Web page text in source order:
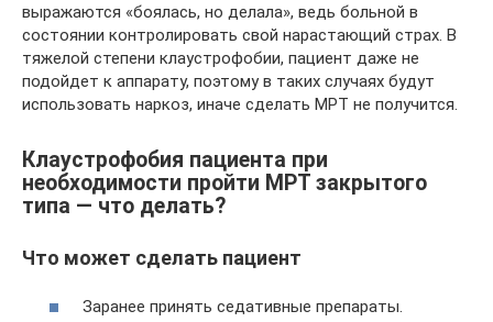
выражаются «боялась, но делала», ведь больной в
состоянии контролировать свой нарастающий страх. В
тяжелой степени клаустрофобии, пациент даже не
подойдет к аппарату, поэтому в таких случаях будут
использовать наркоз, иначе сделать МРТ не получится.
Клаустрофобия пациента при
необходимости пройти МРТ закрытого
типа — что делать?
Что может сделать пациент
Заранее принять седативные препараты.